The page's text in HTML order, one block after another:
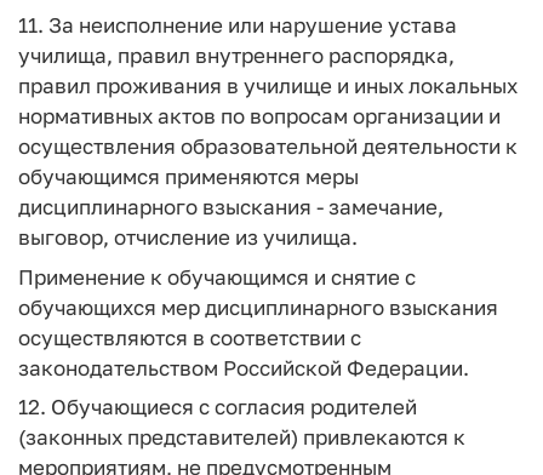
11. За неисполнение или нарушение устава
училища, правил внутреннего распорядка,
правил проживания в училище и иных локальных
нормативных актов по вопросам организации и
осуществления образовательной деятельности к
обучающимся применяются меры
дисциплинарного взыскания - замечание,
выговор, отчисление из училища.
Применение к обучающимся и снятие с
обучающихся мер дисциплинарного взыскания
осуществляются в соответствии с
законодательством Российской Федерации.
12. Обучающиеся с согласия родителей
(законных представителей) привлекаются к
мероприятиям, не предусмотренным